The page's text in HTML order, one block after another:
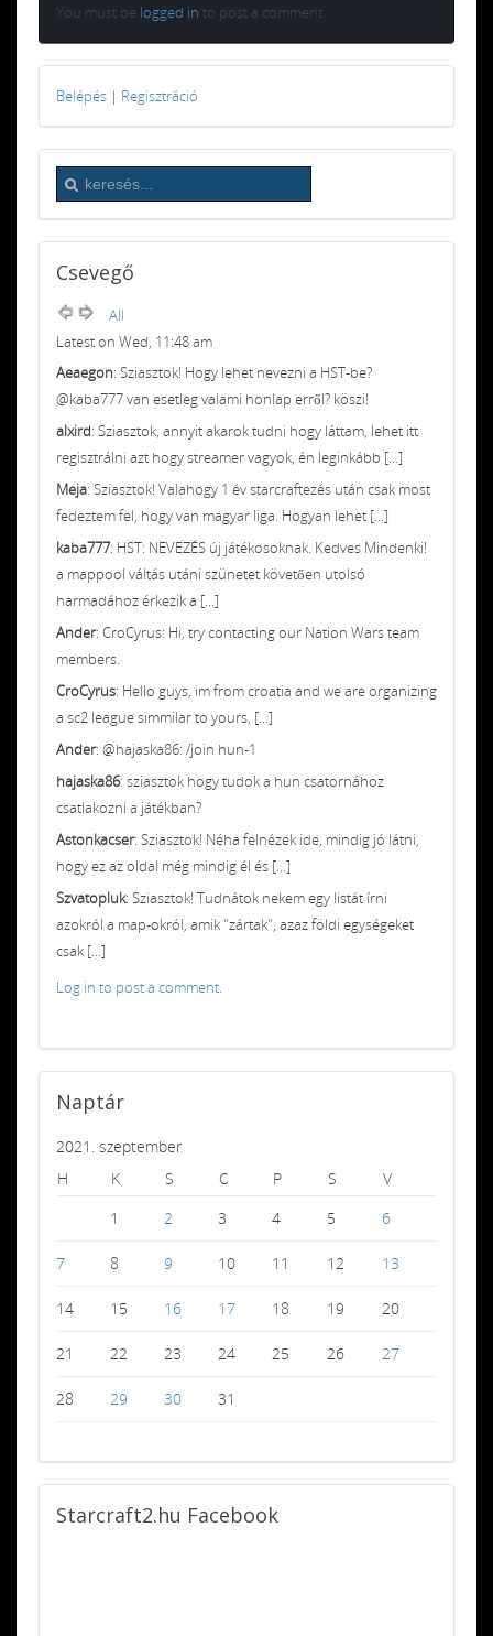
You must be logged in to post a comment.
Belépés | Regisztráció
Csevegő
All
Latest on Wed, 11:48 am
Aeaegon: Sziasztok! Hogy lehet nevezni a HST-be?
@kaba777 van esetleg valami honlap erről? köszi!
alxird: Sziasztok, annyit akarok tudni hogy láttam, lehet itt
regisztrálni azt hogy streamer vagyok, én leginkább [...]
Meja: Sziasztok! Valahogy 1 év starcraftezés után csak most
fedeztem fel, hogy van magyar liga. Hogyan lehet [...]
kaba777: HST: NEVEZÉS új játékosoknak. Kedves Mindenki!
a mappool váltás utáni szünetet követően utolsó
harmadához érkezik a [...]
Ander: CroCyrus: Hi, try contacting our Nation Wars team
members.
CroCyrus: Hello guys, im from croatia and we are organizing
a sc2 league simmilar to yours, [...]
Ander: @hajaska86: /join hun-1
hajaska86: sziasztok hogy tudok a hun csatornához
csatlakozni a játékban?
Astonkacser: Sziasztok! Néha felnézek ide, mindig jó látni,
hogy ez az oldal még mindig él és [...]
Szvatopluk: Sziasztok! Tudnátok nekem egy listát írni
azokról a map-okról, amik "zártak", azaz földi egységeket
csak [...]
Log in to post a comment.
Naptár
2021. szeptember
H
K S C P S
V
1
2 3 4 5 6
7 8 9 10 11 12 13
14 15 16 17 18 19 20
21 22 23 24 25 26 27
28 29 30 31
Starcraft2.hu Facebook